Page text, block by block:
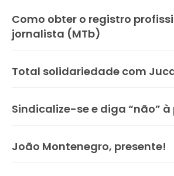
Como obter o registro
jornalista (MTb)
Total solidariedade com
Sindicalize-se e diga “não”
João Montenegro, presente!